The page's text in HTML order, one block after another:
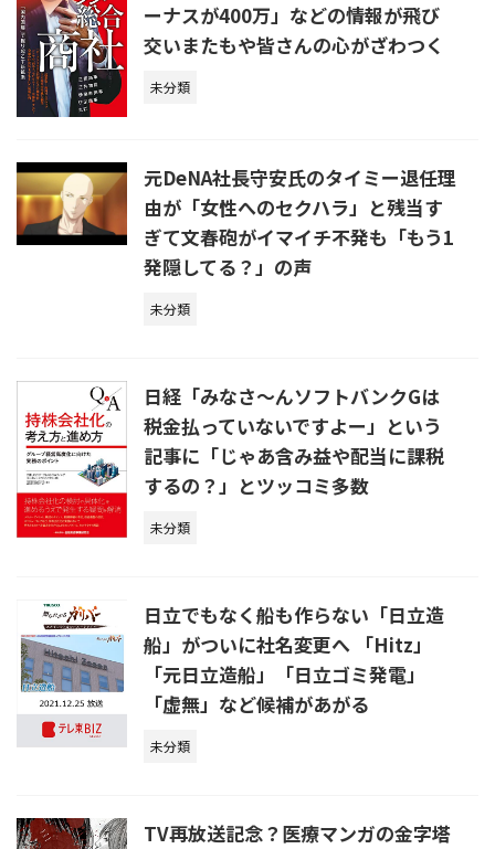
ーナスが400万」などの情報が飛び
交いまたもや皆さんの心がざわつく
未分類
元DeNA社長守安氏のタイミー退任理
由が「女性へのセクハラ」と残当す
ぎて文春砲がイマイチ不発も「もう1
発隠してる？」の声
未分類
日経「みなさ～んソフトバンクGは
税金払っていないですよー」という
記事に「じゃあ含み益や配当に課税
するの？」とツッコミ多数
未分類
日立でもなく船も作らない「日立造
船」がついに社名変更へ 「Hitz」
「元日立造船」「日立ゴミ発電」
「虚無」など候補があがる
未分類
TV再放送記念？医療マンガの金字塔